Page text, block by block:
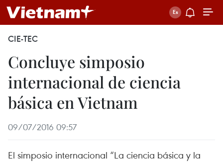
CIE-TEC
Concluye simposio
internacional de ciencia
básica en Vietnam
09/07/2016 09:57
El simposio internacional “La ciencia básica y la